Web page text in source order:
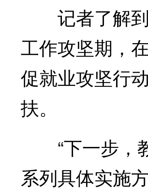
记者了解到
工作攻坚期，
促就业攻坚行
扶。
“下一步，教
系列具体实施